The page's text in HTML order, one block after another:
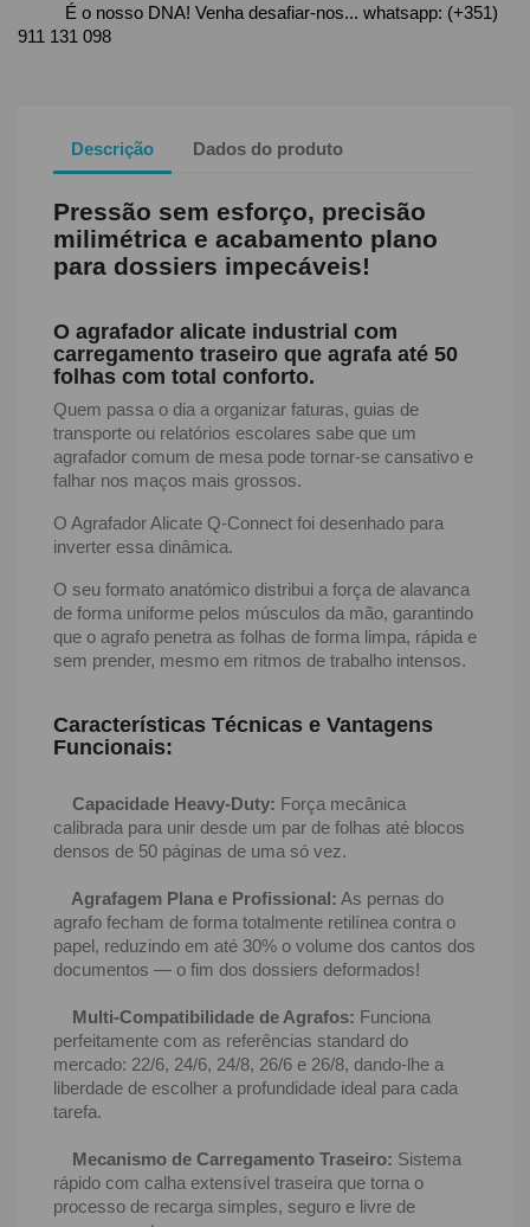
É o nosso DNA! Venha desafiar-nos... whatsapp: (+351)
911 131 098
Descrição Dados do produto
Pressão sem esforço, precisão
milimétrica e acabamento plano
para dossiers impecáveis!
O agrafador alicate industrial com
carregamento traseiro que agrafa até 50
folhas com total conforto.
Quem passa o dia a organizar faturas, guias de
transporte ou relatórios escolares sabe que um
agrafador comum de mesa pode tornar-se cansativo e
falhar nos maços mais grossos.
O Agrafador Alicate Q-Connect foi desenhado para
inverter essa dinâmica.
O seu formato anatómico distribui a força de alavanca
de forma uniforme pelos músculos da mão, garantindo
que o agrafo penetra as folhas de forma limpa, rápida e
sem prender, mesmo em ritmos de trabalho intensos.
Características Técnicas e Vantagens
Funcionais:
Capacidade Heavy-Duty: Força mecânica
calibrada para unir desde um par de folhas até blocos
densos de 50 páginas de uma só vez.
Agrafagem Plana e Profissional: As pernas do
agrafo fecham de forma totalmente retilínea contra o
papel, reduzindo em até 30% o volume dos cantos dos
documentos — o fim dos dossiers deformados!
Multi-Compatibilidade de Agrafos: Funciona
perfeitamente com as referências standard do
mercado: 22/6, 24/6, 24/8, 26/6 e 26/8, dando-lhe a
liberdade de escolher a profundidade ideal para cada
tarefa.
Mecanismo de Carregamento Traseiro: Sistema
rápido com calha extensível traseira que torna o
processo de recarga simples, seguro e livre de